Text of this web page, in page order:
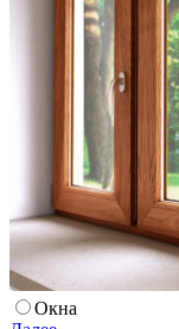
Окна